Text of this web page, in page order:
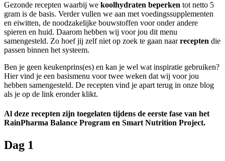
Gezonde recepten waarbij we koolhydraten beperken tot netto 5
gram is de basis. Verder vullen we aan met voedingssupplementen
en eiwitten, de noodzakelijke bouwstoffen voor onder andere
spieren en huid. Daarom hebben wij voor jou dit menu
samengesteld. Zo hoef jij zelf niet op zoek te gaan naarrecepten die
passen binnen het systeem.
Ben je geen keukenprins(es) en kan je wel wat inspiratie gebruiken?
Hier vind je een basismenu voor twee weken dat wij voor jou
hebben samengesteld. De recepten vind je apart terug in onze blog
als je op de link eronder klikt.
Al deze recepten zijn toegelaten tijdens de eerste fase van het
RainPharma Balance Program en Smart Nutrition Project.
Dag 1